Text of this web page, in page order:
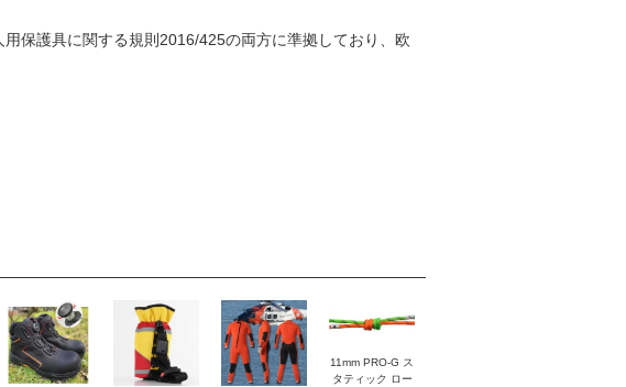
保護具に関する規則2016/425の両方に準拠しており、欧
11mm PRO-G ス
タティック ロー